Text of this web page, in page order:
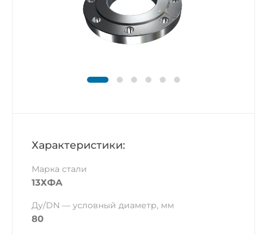
Характеристики:
Марка стали
13ХФА
Ду/DN — условный диаметр, мм
80